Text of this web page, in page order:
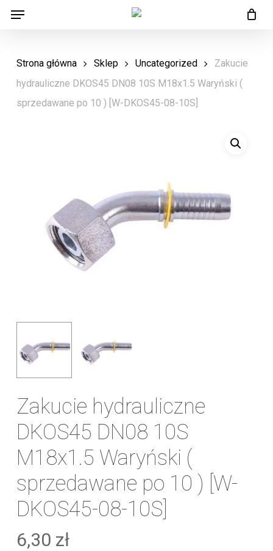
Skip
content
Menu
Strona główna Sklep Uncategorized
Zakucie
hydrauliczne DKOS45 DN08 10S M18x1.5 Waryński (
sprzedawane po 10 ) [W-DKOS45-08-10S]
Zakucie hydrauliczne
DKOS45 DN08 10S
M18x1.5 Waryński (
sprzedawane po 10 ) [W-
DKOS45-08-10S]
6,30 zł
Menu